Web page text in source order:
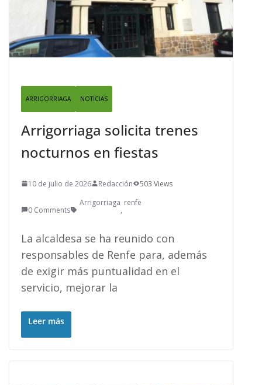
ARRIGORRIAGA NOTICIAS
Arrigorriaga solicita trenes
nocturnos en fiestas
10 de julio de 2026 Redacción 503 Views
0 Comments
Arrigorriaga
,
renfe
La alcaldesa se ha reunido con
responsables de Renfe para, además
de exigir más puntualidad en el
servicio, mejorar la
Leer más